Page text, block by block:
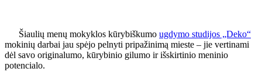
Šiaulių menų mokyklos kūrybiškumo ugdymo studijos „Deko“
mokinių darbai jau spėjo pelnyti pripažinimą mieste – jie vertinami
dėl savo originalumo, kūrybinio gilumo ir išskirtinio meninio
potencialo.